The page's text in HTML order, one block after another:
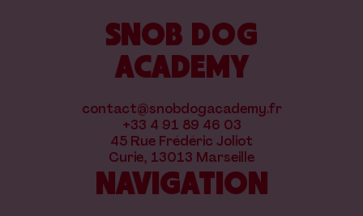
SNOB DOG
ACADEMY
contact@snobdogacademy.fr
+33 4 91 89 46 03
45 Rue Frédéric Joliot
Curie, 13013 Marseille
NAVIGATION